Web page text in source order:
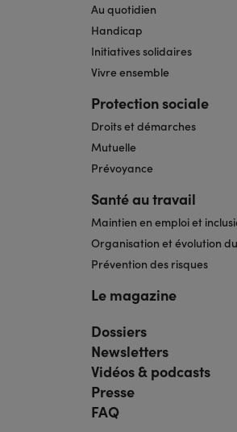
Au quotidien
Handicap
Initiatives solidaires
Vivre ensemble
Protection sociale
Droits et démarches
Mutuelle
Prévoyance
Santé au travail
Maintien en emploi et
Organisation et évolution
Prévention des risques
Le magazine
Navigation
pied
de
page
bis
Dossiers
Newsletters
Vidéos & podcasts
Presse
FAQ